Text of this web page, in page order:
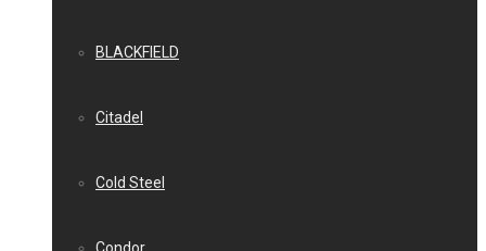
BLACKFIELD
Citadel
Cold Steel